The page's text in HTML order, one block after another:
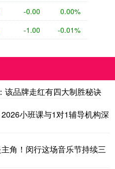
-0.00 0.00%
-1.00 -0.01%
该品牌走红有四大制胜秘诀
小班课与1对1辅导机构深
角！闵行这场音乐节持续三